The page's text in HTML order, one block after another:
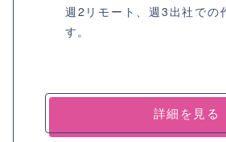
週2リモート、週3出社での
す。
詳細を見る